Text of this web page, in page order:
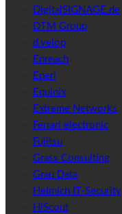
DigitalSIGNAGE.de
DTM Group
d.velop
Enreach
Eperi
Equinix
Extreme Networks
Ferrari electronic
Fujitsu
Grass Consulting
Grau Data
Helmich IT-Security
HiScout